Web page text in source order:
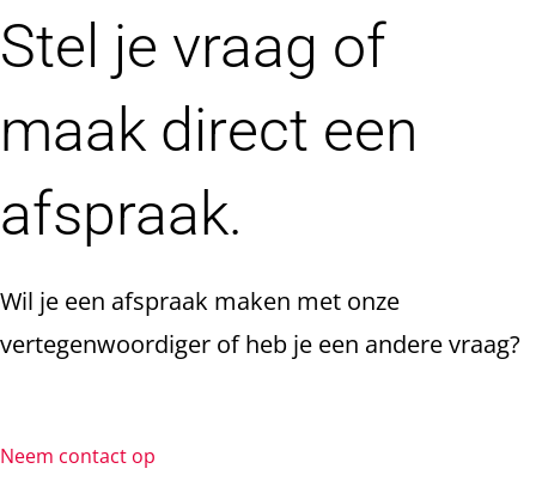
Stel je vraag of
maak direct een
afspraak.
Wil je een afspraak maken met onze
vertegenwoordiger of heb je een andere vraag?
Neem contact op